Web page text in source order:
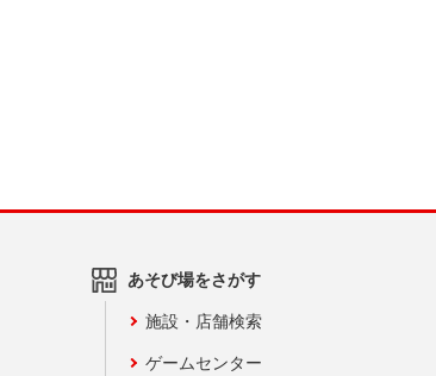
あそび場をさがす
施設・店舗検索
ゲームセンター